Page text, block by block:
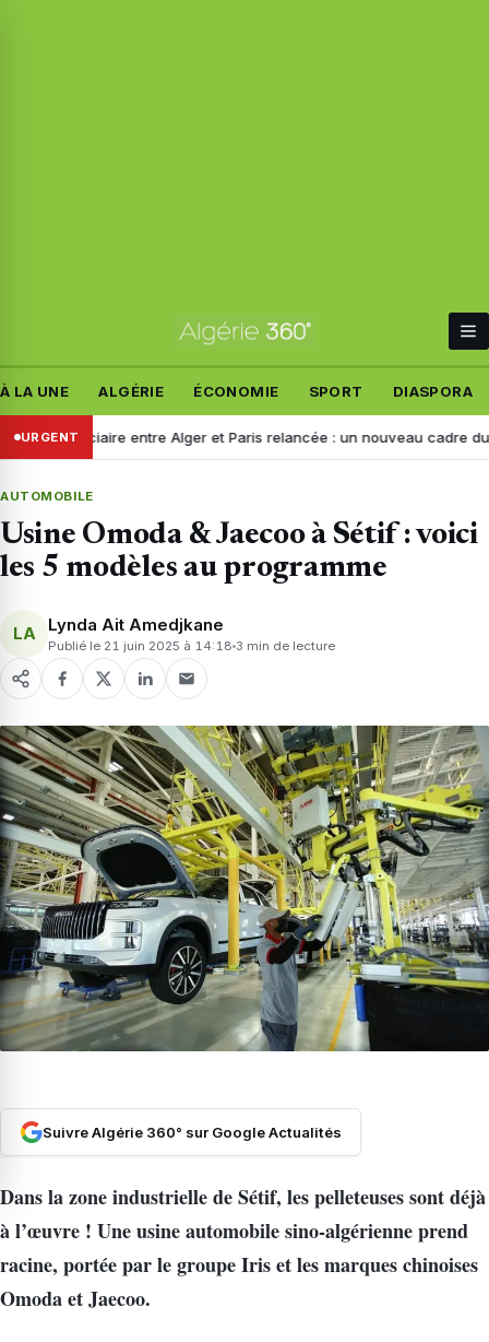
À LA UNE ALGÉRIE ÉCONOMIE SPORT DIASPORA
URGENTentre Alger et Paris relancée : un nouveau cadre du
AUTOMOBILE
Usine Omoda & Jaecoo à Sétif : voici
les 5 modèles au programme
LA Lynda Ait Amedjkane
Publié le 21 juin 2025 à 14:18 3 min de lecture
Suivre Algérie 360° sur Google Actualités
Dans la zone industrielle de Sétif, les pelleteuses sont déjà
à l’œuvre ! Une usine automobile sino-algérienne prend
racine, portée par le groupe Iris et les marques chinoises
Omoda et Jaecoo.